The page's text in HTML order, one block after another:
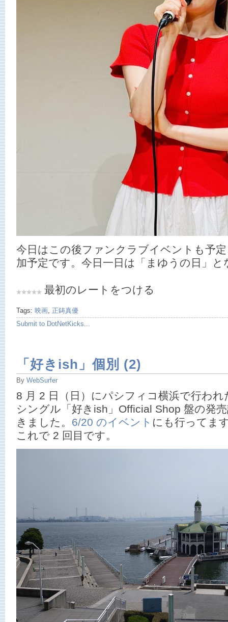
今日はこの後ファンクラブイベントも予
加予定です。今日一日は「まゆうの日」
最初のレートをつける
Tags: 映画, 正鋳真優
Submit to DotNetKicks...
「好きish」個別 (2)
By WebSurfer
8 月 2 日（日）にパシフィコ横浜で行わ
シングル「好きish」Official Shop 盤の発
きました。 6/20 のイベント にも行ってま
これで 2 回目です。